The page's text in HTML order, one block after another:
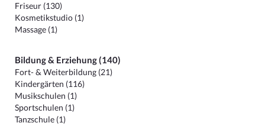
Friseur (130)
Kosmetikstudio (1)
Massage (1)
Bildung & Erziehung (140)
Fort- & Weiterbildung (21)
Kindergärten (116)
Musikschulen (1)
Sportschulen (1)
Tanzschule (1)